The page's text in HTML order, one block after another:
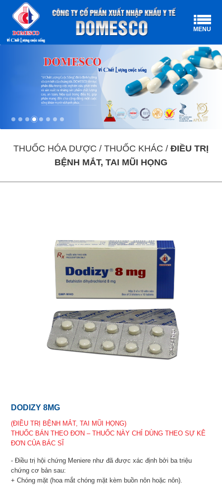
MENU
THUỐC HÓA DƯỢC / THUỐC KHÁC / ĐIỀU TRỊ
BỆNH MẮT, TAI MŨI HỌNG
DODIZY 8MG
(ĐIỀU TRỊ BỆNH MẮT, TAI MŨI HỌNG)
THUỐC BÁN THEO ĐƠN – THUỐC NÀY CHỈ DÙNG THEO SỰ KÊ
ĐƠN CỦA BÁC SĨ
- Điều trị hội chứng Meniere như đã được xác định bởi ba triệu
chứng cơ bản sau:
+ Chóng mặt (hoa mắt chóng mặt kèm buồn nôn hoặc nôn).